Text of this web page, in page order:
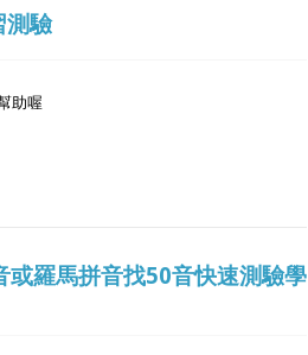
測驗
助喔
或羅馬拼音找50音快速測驗學